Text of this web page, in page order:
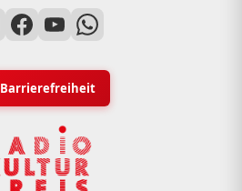
Barrierefreiheit